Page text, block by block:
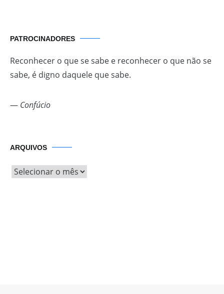
PATROCINADORES
Reconhecer o que se sabe e reconhecer o que não se
sabe, é digno daquele que sabe.
— Confúcio
ARQUIVOS Arquivos